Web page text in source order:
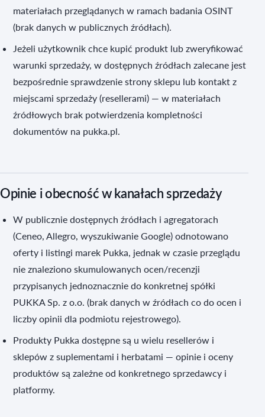
materiałach przeglądanych w ramach badania OSINT
(brak danych w publicznych źródłach).
Jeżeli użytkownik chce kupić produkt lub zweryfikować
warunki sprzedaży, w dostępnych źródłach zalecane jest
bezpośrednie sprawdzenie strony sklepu lub kontakt z
miejscami sprzedaży (resellerami) — w materiałach
źródłowych brak potwierdzenia kompletności
dokumentów na pukka.pl.
Opinie i obecność w kanałach sprzedaży
W publicznie dostępnych źródłach i agregatorach
(Ceneo, Allegro, wyszukiwanie Google) odnotowano
oferty i listingi marek Pukka, jednak w czasie przeglądu
nie znaleziono skumulowanych ocen/recenzji
przypisanych jednoznacznie do konkretnej spółki
PUKKA Sp. z o.o. (brak danych w źródłach co do ocen i
liczby opinii dla podmiotu rejestrowego).
Produkty Pukka dostępne są u wielu resellerów i
sklepów z suplementami i herbatami — opinie i oceny
produktów są zależne od konkretnego sprzedawcy i
platformy.